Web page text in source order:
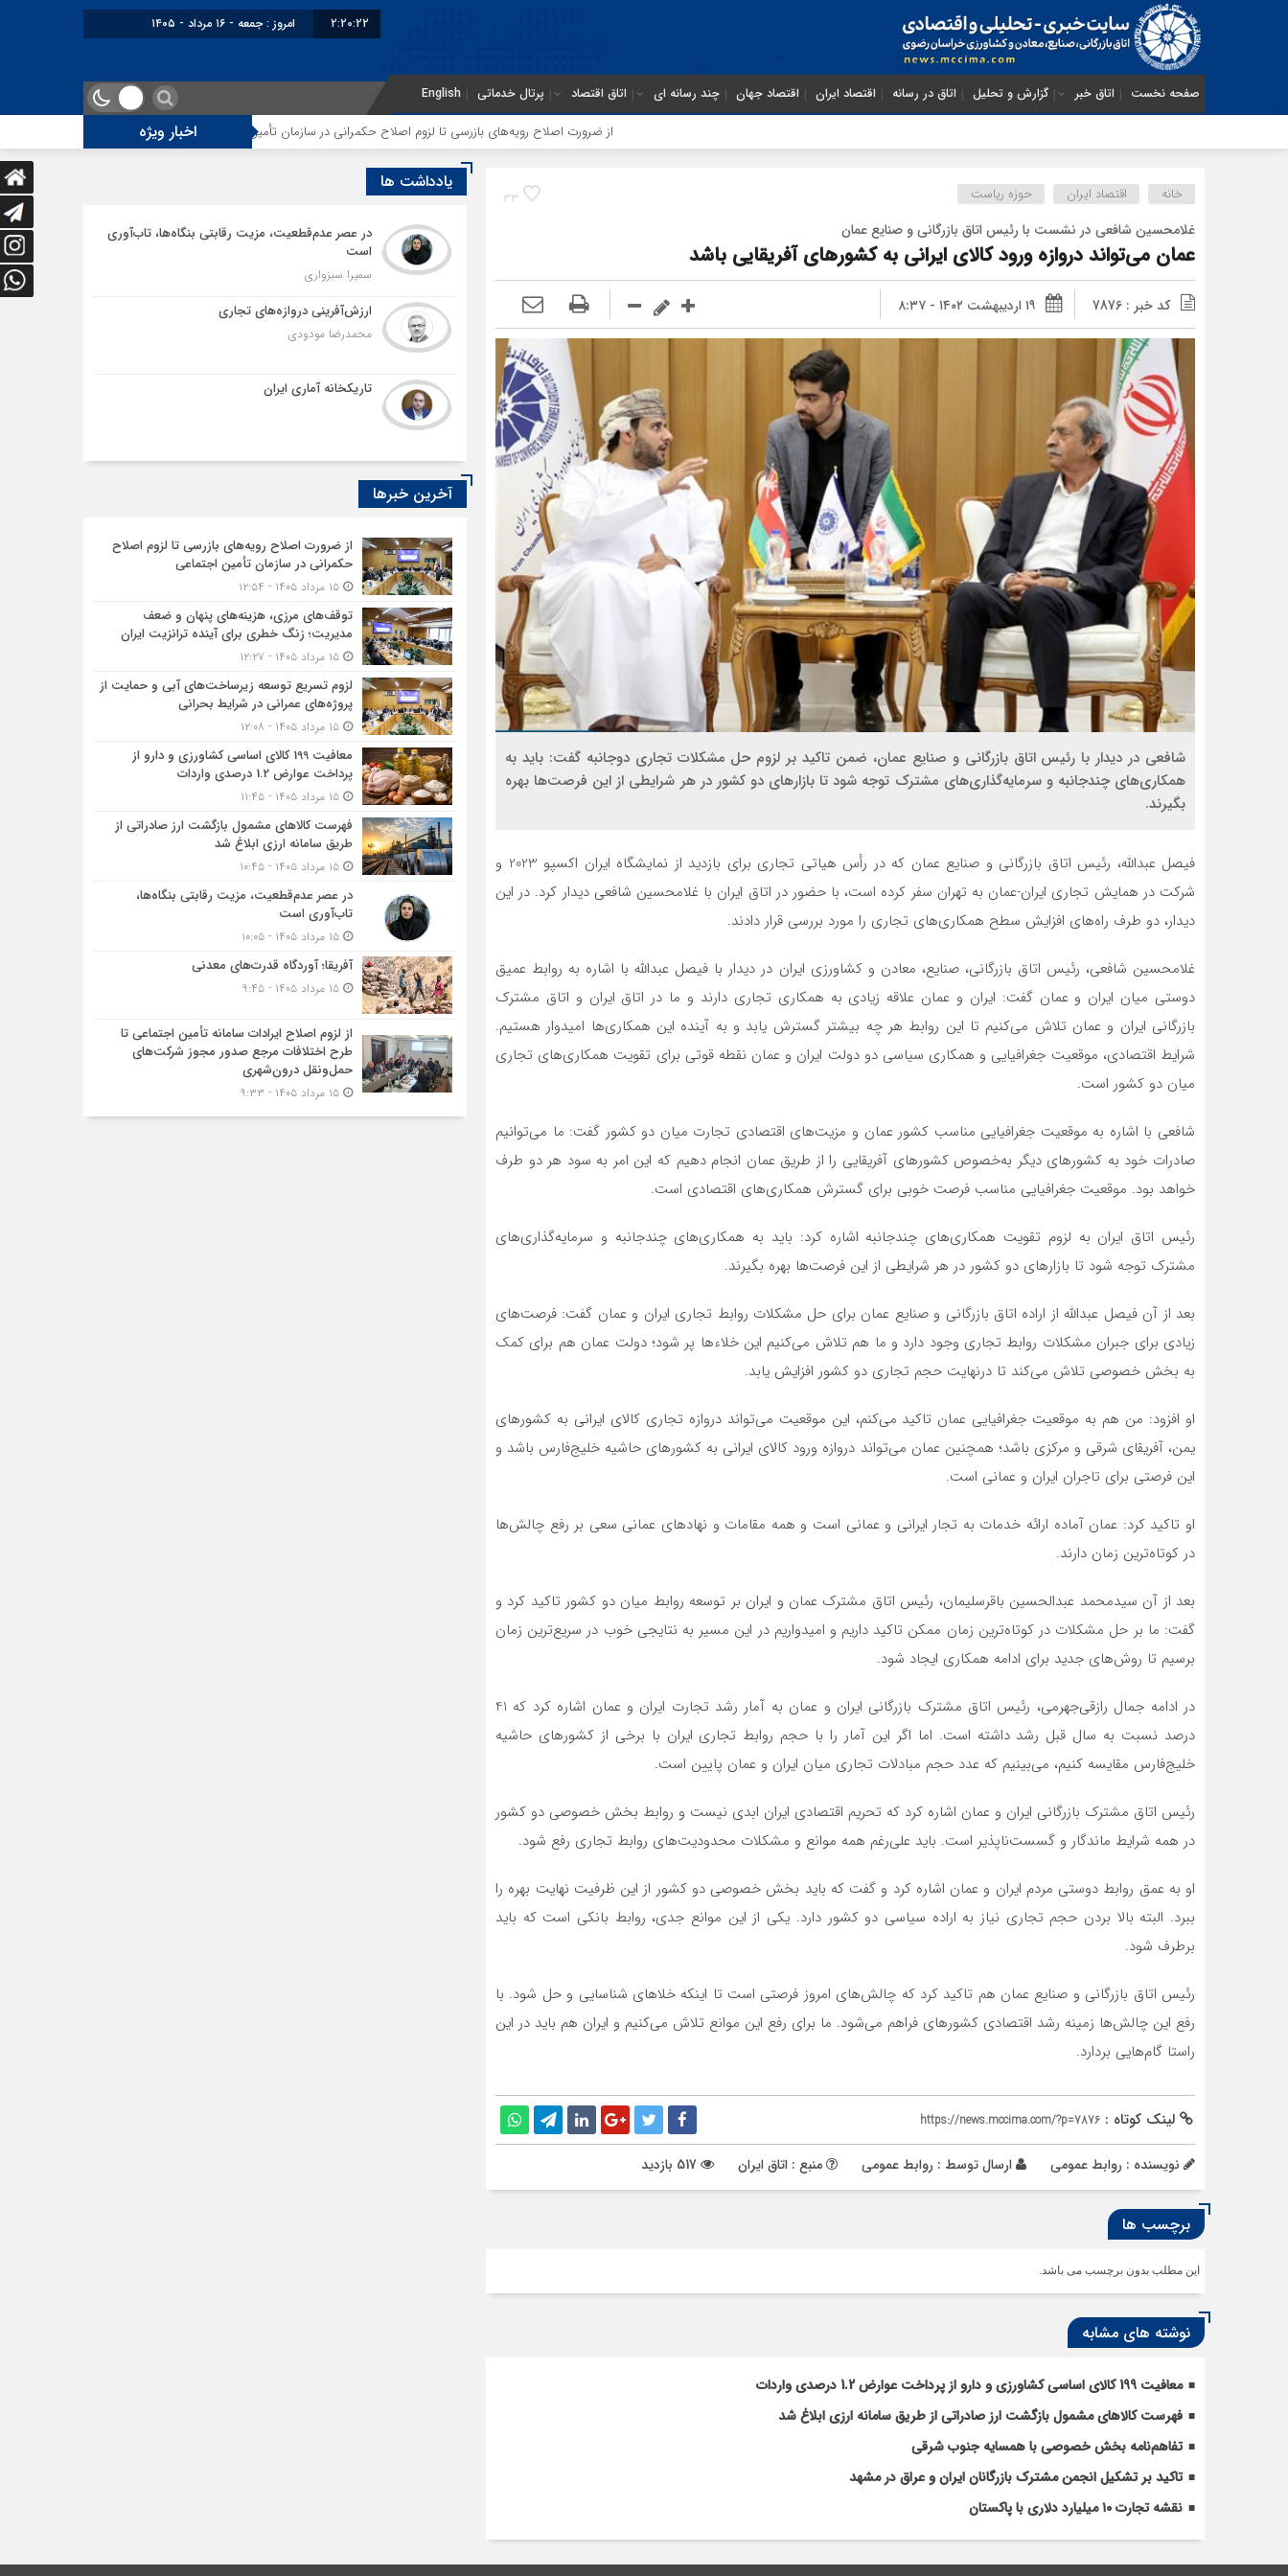
2:20:23 امروز : جمعه - ۱۶ مرداد - ۱۴۰۵
صفحه نخست اتاق خبر گزارش و تحلیل اتاق در رسانه اقتصاد ایران اقتصاد جهان چند رسانه ای اتاق اقتصاد پرتال خدماتی English
اخبار ویژه از ضرورت اصلاح رویه‌های بازرسی تا لزوم اصلاح حکمرانی در سازمان تأمین اجتماعی توقف‌های مرزی، هزینه‌های پنهان و ضعف
33 خانه اقتصاد ایران حوزه ریاست
غلامحسین شافعی در نشست با رئیس اتاق بازرگانی و صنایع عمان
عمان می‌تواند دروازه ورود کالای ایرانی به کشورهای آفریقایی باشد
کد خبر : 7876 ۱۹ اردیبهشت ۱۴۰۲ - ۸:۳۷
شافعی در دیدار با رئیس اتاق بازرگانی و صنایع عمان، ضمن تاکید بر لزوم حل مشکلات تجاری دوجانبه گفت: باید به
همکاری‌های چندجانبه و سرمایه‌گذاری‌های مشترک توجه شود تا بازارهای دو کشور در هر شرایطی از این فرصت‌ها بهره
بگیرند.
فیصل عبدالله، رئیس اتاق بازرگانی و صنایع عمان که در رأس هیاتی تجاری برای بازدید از نمایشگاه ایران اکسپو 2023 و
شرکت در همایش تجاری ایران-عمان به تهران سفر کرده است، با حضور در اتاق ایران با غلامحسین شافعی دیدار کرد. در این
دیدار، دو طرف راه‌های افزایش سطح همکاری‌های تجاری را مورد بررسی قرار دادند.
غلامحسین شافعی، رئیس اتاق بازرگانی، صنایع، معادن و کشاورزی ایران در دیدار با فیصل عبدالله با اشاره به روابط عمیق
دوستی میان ایران و عمان گفت: ایران و عمان علاقه زیادی به همکاری تجاری دارند و ما در اتاق ایران و اتاق مشترک
بازرگانی ایران و عمان تلاش می‌کنیم تا این روابط هر چه بیشتر گسترش یابد و به آینده این همکاری‌ها امیدوار هستیم.
شرایط اقتصادی، موقعیت جغرافیایی و همکاری سیاسی دو دولت ایران و عمان نقطه قوتی برای تقویت همکاری‌های تجاری
میان دو کشور است.
شافعی با اشاره به موقعیت جغرافیایی مناسب کشور عمان و مزیت‌های اقتصادی تجارت میان دو کشور گفت: ما می‌توانیم
صادرات خود به کشورهای دیگر به‌خصوص کشورهای آفریقایی را از طریق عمان انجام دهیم که این امر به سود هر دو طرف
خواهد بود. موقعیت جغرافیایی مناسب فرصت خوبی برای گسترش همکاری‌های اقتصادی است.
رئیس اتاق ایران به لزوم تقویت همکاری‌های چندجانبه اشاره کرد: باید به همکاری‌های چندجانبه و سرمایه‌گذاری‌های
مشترک توجه شود تا بازارهای دو کشور در هر شرایطی از این فرصت‌ها بهره بگیرند.
بعد از آن فیصل عبدالله از اراده اتاق بازرگانی و صنایع عمان برای حل مشکلات روابط تجاری ایران و عمان گفت: فرصت‌های
زیادی برای جبران مشکلات روابط تجاری وجود دارد و ما هم تلاش می‌کنیم این خلاء‌ها پر شود؛ دولت عمان هم برای کمک
به بخش خصوصی تلاش می‌کند تا درنهایت حجم تجاری دو کشور افزایش یابد.
او افزود: من هم به موقعیت جغرافیایی عمان تاکید می‌کنم، این موقعیت می‌تواند دروازه تجاری کالای ایرانی به کشورهای
یمن، آفریقای شرقی و مرکزی باشد؛ همچنین عمان می‌تواند دروازه ورود کالای ایرانی به کشورهای حاشیه خلیج‌فارس باشد و
این فرصتی برای تاجران ایران و عمانی است.
او تاکید کرد: عمان آماده ارائه خدمات به تجار ایرانی و عمانی است و همه مقامات و نهادهای عمانی سعی بر رفع چالش‌ها
در کوتاه‌ترین زمان دارند.
بعد از آن سیدمحمد عبدالحسین باقرسلیمان، رئیس اتاق مشترک عمان و ایران بر توسعه روابط میان دو کشور تاکید کرد و
گفت: ما بر حل مشکلات در کوتاه‌ترین زمان ممکن تاکید داریم و امیدواریم در این مسیر به نتایجی خوب در سریع‌ترین زمان
برسیم تا روش‌های جدید برای ادامه همکاری ایجاد شود.
در ادامه جمال رازقی‌جهرمی، رئیس اتاق مشترک بازرگانی ایران و عمان به آمار رشد تجارت ایران و عمان اشاره کرد که 41
درصد نسبت به سال قبل رشد داشته است. اما اگر این آمار را با حجم روابط تجاری ایران با برخی از کشورهای حاشیه
خلیج‌فارس مقایسه کنیم، می‌بینیم که عدد حجم مبادلات تجاری میان ایران و عمان پایین است.
رئیس اتاق مشترک بازرگانی ایران و عمان اشاره کرد که تحریم اقتصادی ایران ابدی نیست و روابط بخش خصوصی دو کشور
در همه شرایط ماندگار و گسست‌ناپذیر است. باید علی‌رغم همه موانع و مشکلات محدودیت‌های روابط تجاری رفع شود.
او به عمق روابط دوستی مردم ایران و عمان اشاره کرد و گفت که باید بخش خصوصی دو کشور از این ظرفیت نهایت بهره را
ببرد. البته بالا بردن حجم تجاری نیاز به اراده سیاسی دو کشور دارد. یکی از این موانع جدی، روابط بانکی است که باید
برطرف شود.
رئیس اتاق بازرگانی و صنایع عمان هم تاکید کرد که چالش‌های امروز فرصتی است تا اینکه خلاهای شناسایی و حل شود. با
رفع این چالش‌ها زمینه رشد اقتصادی کشورهای فراهم می‌شود. ما برای رفع این موانع تلاش می‌کنیم و ایران هم باید در این
راستا گام‌هایی بردارد.
لینک کوتاه : https://news.mccima.com/?p=7876
نویسنده : روابط عمومی ارسال توسط : روابط عمومی منبع : اتاق ایران
برچسب ها
این مطلب بدون برچسب می باشد.
نوشته های مشابه
معافیت 199 کالای اساسی کشاورزی و دارو از پرداخت عوارض 1.2 درصدی واردات
فهرست کالاهای مشمول بازگشت ارز صادراتی از طریق سامانه ارزی ابلاغ شد
تفاهم‌نامه بخش خصوصی با همسایه جنوب شرقی
تاکید بر تشکیل انجمن مشترک بازرگانان ایران و عراق در مشهد
نقشه تجارت ۱۰‌ میلیارد دلاری با پاکستان
یادداشت ها
در عصر عدم‌قطعیت، مزیت رقابتی بنگاه‌ها، تاب‌آوری
است
سمیرا سبزواری
ارزش‌آفرینی دروازه‌های تجاری
محمدرضا مودودی
تاریکخانه آماری ایران
آخرین خبرها
از ضرورت اصلاح رویه‌های بازرسی تا لزوم اصلاح
حکمرانی در سازمان تأمین اجتماعی
۱۵ مرداد ۱۴۰۵ - ۱۲:۵۴
توقف‌های مرزی، هزینه‌های پنهان و ضعف
مدیریت؛ زنگ خطری برای آینده ترانزیت ایران
۱۵ مرداد ۱۴۰۵ - ۱۲:۲۷
لزوم تسریع توسعه زیرساخت‌های آبی و حمایت از
پروژه‌های عمرانی در شرایط بحرانی
۱۵ مرداد ۱۴۰۵ - ۱۲:۰۸
معافیت 199 کالای اساسی کشاورزی و دارو از
پرداخت عوارض 1.2 درصدی واردات
۱۵ مرداد ۱۴۰۵ - ۱۱:۴۵
فهرست کالاهای مشمول بازگشت ارز صادراتی از
طریق سامانه ارزی ابلاغ شد
۱۵ مرداد ۱۴۰۵ - ۱۰:۴۵
در عصر عدم‌قطعیت، مزیت رقابتی بنگاه‌ها،
تاب‌آوری است
۱۵ مرداد ۱۴۰۵ - ۱۰:۰۵
آفریقا؛ آوردگاه قدرت‌های معدنی
۱۵ مرداد ۱۴۰۵ - ۹:۴۵
از لزوم اصلاح ایرادات سامانه تأمین اجتماعی تا
طرح اختلافات مرجع صدور مجوز شرکت‌های
حمل‌ونقل درون‌شهری
۱۵ مرداد ۱۴۰۵ - ۹:۳۳